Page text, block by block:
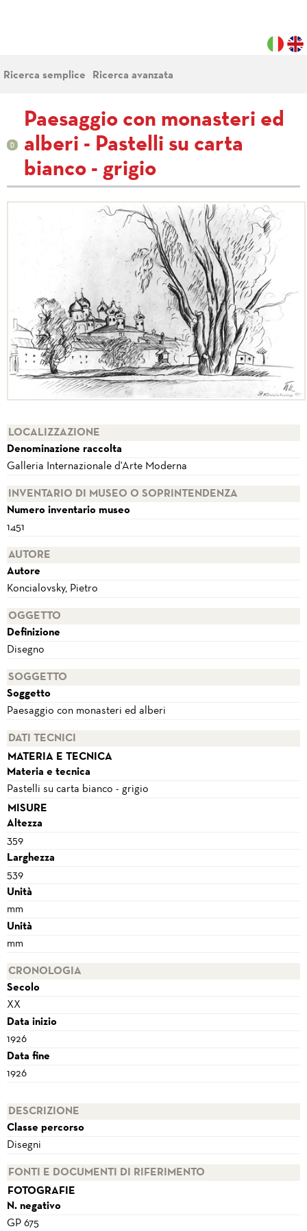
Ricerca semplice Ricerca avanzata
Paesaggio con monasteri ed
alberi - Pastelli su carta
bianco - grigio
LOCALIZZAZIONE
Denominazione raccolta
Galleria Internazionale d'Arte Moderna
INVENTARIO DI MUSEO O SOPRINTENDENZA
Numero inventario museo
1451
AUTORE
Autore
Koncialovsky, Pietro
OGGETTO
Definizione
Disegno
SOGGETTO
Soggetto
Paesaggio con monasteri ed alberi
DATI TECNICI
MATERIA E TECNICA
Materia e tecnica
Pastelli su carta bianco - grigio
MISURE
Altezza
359
Larghezza
539
Unità
mm
Unità
mm
CRONOLOGIA
Secolo
XX
Data inizio
1926
Data fine
1926
DESCRIZIONE
Classe percorso
Disegni
FONTI E DOCUMENTI DI RIFERIMENTO
FOTOGRAFIE
N. negativo
GP 675